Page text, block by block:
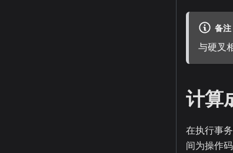
备注
与硬叉
计算
在执行事
间为操作